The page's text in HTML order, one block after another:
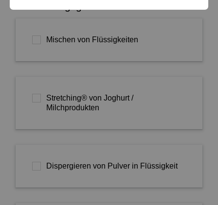
Mischen von Flüssigkeiten
Stretching® von Joghurt /
Milchprodukten
Dispergieren von Pulver in Flüssigkeit